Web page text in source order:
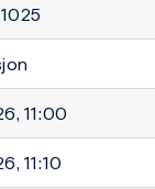
11:00
11:10